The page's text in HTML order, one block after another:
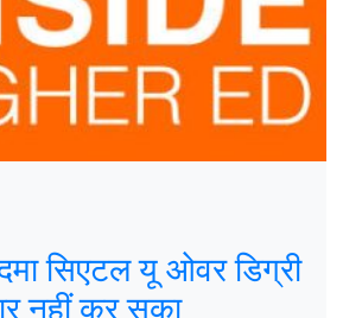
सिएटल यू ओवर डिग्री
नहीं कर सका